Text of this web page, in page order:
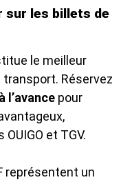
sur les billets de
le meilleur
Réservez
l’avance pour
et TGV.
représentent un